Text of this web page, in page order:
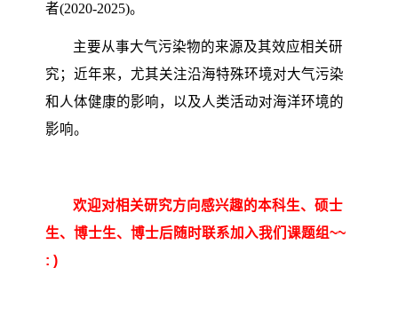
者(2020-2025)。
主要从事大气污染物的来源及其效应相关研
究；近年来，尤其关注沿海特殊环境对大气污染
和人体健康的影响，以及人类活动对海洋环境的
影响。
欢迎对相关研究方向感兴趣的本科生、硕士
生、博士生、博士后随时联系加入我们课题组~~
: )